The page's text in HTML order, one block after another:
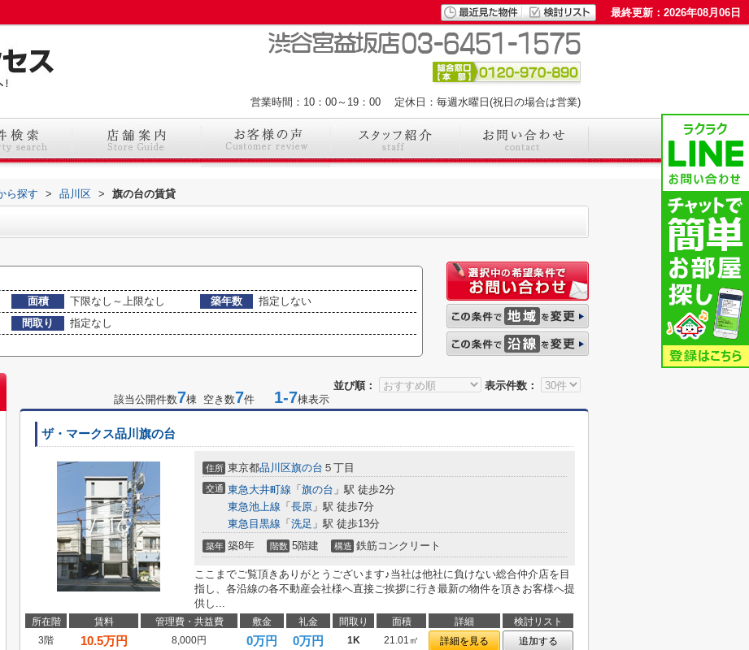
最終更新：2026年08月06日
営業時間：10：00～19：00 定休日：毎週水曜日(祝日の場合は営業)
ら探す > 品川区 > 旗の台の賃貸
面積 下限なし～上限なし 築年数
指定しない
間取り
指定なし
並び順：
表示件数：
該当公開件数7棟 空き数7件 1-7棟表示
ザ・マークス品川旗の台
住所 東京都品川区旗の台 ５丁目
交通 東急大井町線 「 旗の台 」駅 徒歩2分
東急池上線 「 長原 」駅 徒歩7分
東急目黒線 「 洗足 」駅 徒歩13分
築年 築8年 階数 5階建 構造 鉄筋コンクリート
ここまでご覧頂きありがとうございます♪当社は他社に負けない総合仲介店を目
指し、各沿線の各不動産会社様へ直接ご挨拶に行き最新の物件を頂きお客様へ提
供し...
所在階 賃料 管理費・共益費 敷金 礼金 間取り 面積 詳細
検討リスト
3階
10.5万円 8,000円 0万円 0万円 1K 21.01㎡ 詳細を見る 追加する